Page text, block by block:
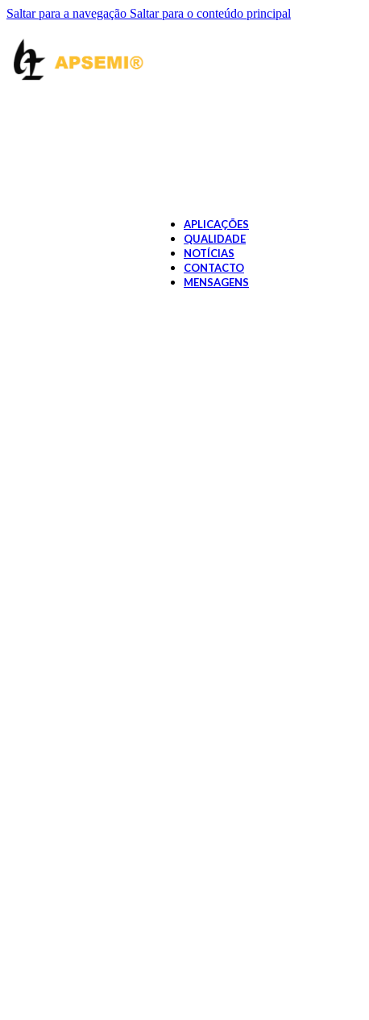
Saltar para a navegação Saltar para o conteúdo principal
Interruptor Hall IC
OPTOMOS RELAY
APLICAÇÕES
QUALIDADE
NOTÍCIAS
CONTACTO
MENSAGENS